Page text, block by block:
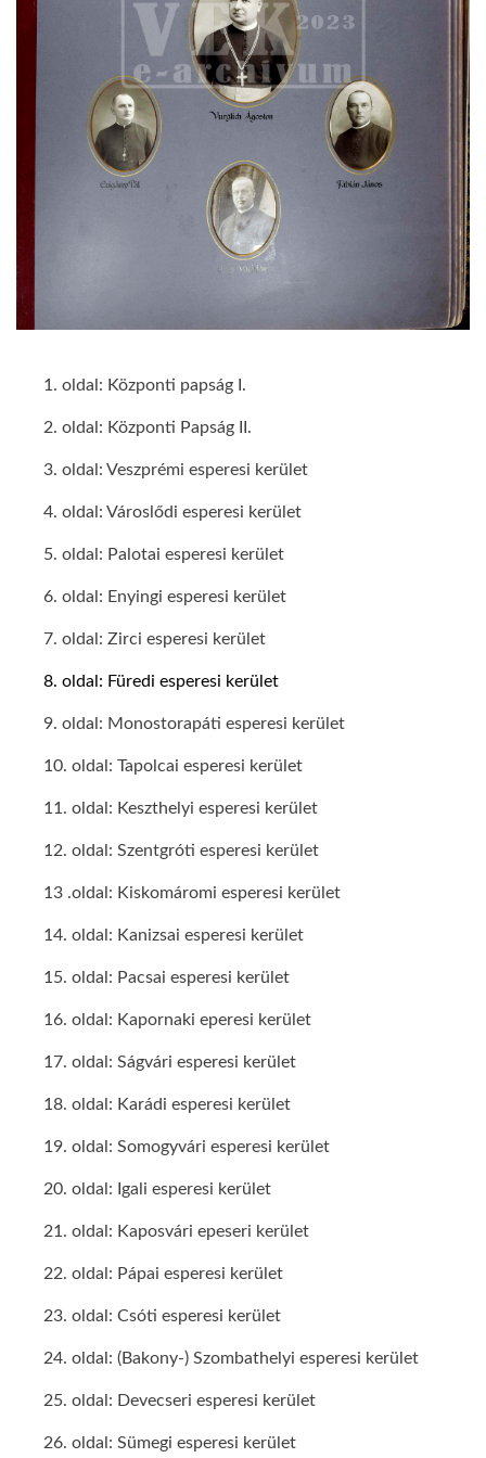
1. oldal: Központi papság I.
2. oldal: Központi Papság II.
3. oldal: Veszprémi esperesi kerület
4. oldal: Városlődi esperesi kerület
5. oldal: Palotai esperesi kerület
6. oldal: Enyingi esperesi kerület
7. oldal: Zirci esperesi kerület
8. oldal: Füredi esperesi kerület
9. oldal: Monostorapáti esperesi kerület
10. oldal: Tapolcai esperesi kerület
11. oldal: Keszthelyi esperesi kerület
12. oldal: Szentgróti esperesi kerület
13 .oldal: Kiskomáromi esperesi kerület
14. oldal: Kanizsai esperesi kerület
15. oldal: Pacsai esperesi kerület
16. oldal: Kapornaki eperesi kerület
17. oldal: Ságvári esperesi kerület
18. oldal: Karádi esperesi kerület
19. oldal: Somogyvári esperesi kerület
20. oldal: Igali esperesi kerület
21. oldal: Kaposvári epeseri kerület
22. oldal: Pápai esperesi kerület
23. oldal: Csóti esperesi kerület
24. oldal: (Bakony-) Szombathelyi esperesi kerület
25. oldal: Devecseri esperesi kerület
26. oldal: Sümegi esperesi kerület